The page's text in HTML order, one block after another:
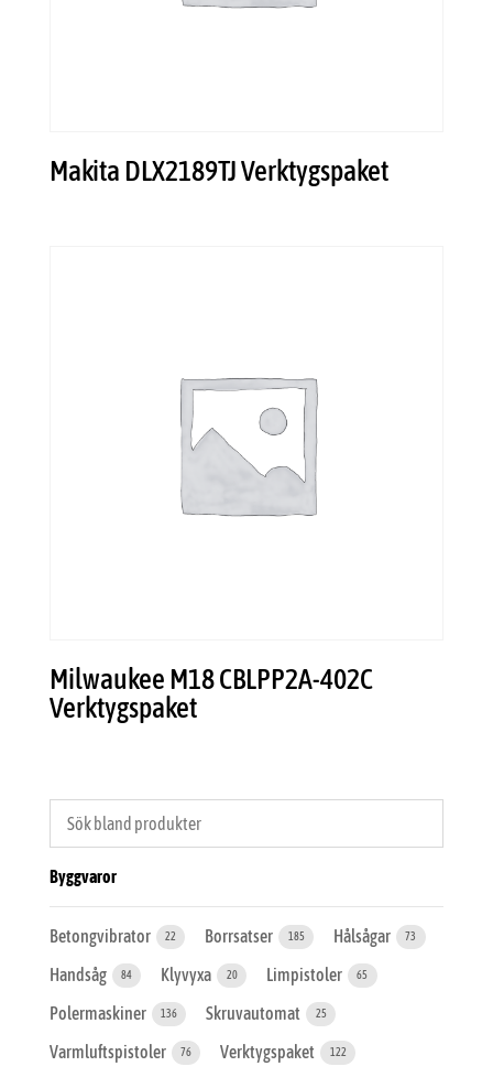
Makita DLX2189TJ Verktygspaket
Milwaukee M18 CBLPP2A-402C
Verktygspaket
Byggvaror
Betongvibrator 22 Borrsatser 185 Hålsågar 73
Handsåg 84 Klyvyxa 20 Limpistoler 65
Polermaskiner 136 Skruvautomat 25
Varmluftspistoler 76 Verktygspaket 122